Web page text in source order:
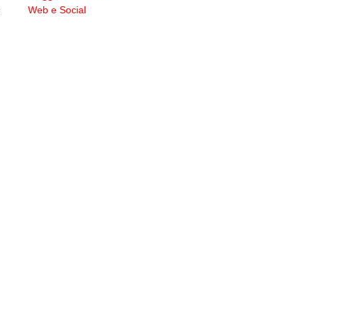
Web e Social